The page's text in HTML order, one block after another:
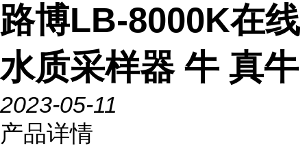
路博LB-8000K在线
水质采样器 牛 真牛
2023-05-11
产品详情